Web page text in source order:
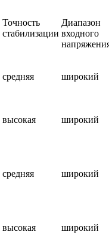
Точность
стабилизации
Диапазон
входного
средняя широкий
высокая широкий
средняя широкий
высокая широкий